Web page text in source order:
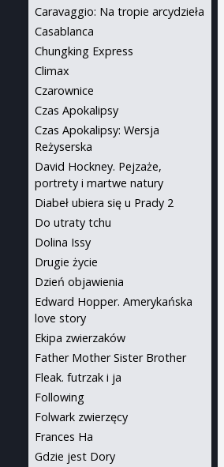
Caravaggio: Na tropie arcydzieła
Casablanca
Chungking Express
Climax
Czarownice
Czas Apokalipsy
Czas Apokalipsy: Wersja
Reżyserska
David Hockney. Pejzaże,
portrety i martwe natury
Diabeł ubiera się u Prady 2
Do utraty tchu
Dolina Issy
Drugie życie
Dzień objawienia
Edward Hopper. Amerykańska
love story
Ekipa zwierzaków
Father Mother Sister Brother
Fleak. futrzak i ja
Following
Folwark zwierzęcy
Frances Ha
Gdzie jest Dory